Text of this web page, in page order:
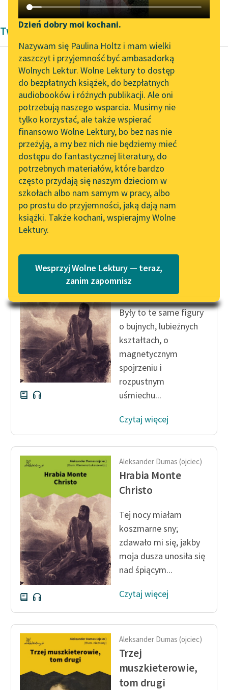
Katalog DAISY
Podkasty o książkach
Zgłoś brak utworu
Aktualności
„Prokurator Alicja Horn”
do słuchania
Byliśmy częścią AI Impact
Lab
Zapraszamy na spotkanie
online z tłumaczkami
literatury skandynawskiej
Spotkanie z Katarzyną
Tunkiel w Oslo
102. lata temu zmarł
Joseph Conrad
Lektury szkolne i klasyka
literatury do słuchania dla
uczennic i uczniów z
niepełnosprawnościami
E-kolekcja lektur
szkolnych i literatury do
słuchania dla uczennic i
uczniów z
niepełnosprawnościami
skandynawskiej literatury
Ręce pełne poezji
Kolekcje edukacyjne
twórców przechodzących
do domeny publicznej,
lektur szkolnych oraz
Starego Testamentu
Odkurzamy bohaterów
Szkoła Poezji Wolnych
Lektur
Narzędzia
Mapa Wolnych Lektur
Leśmianator
Przewodnik dla piszących i
czytających
API
OAI-PMH
Widget Wolnych Lektur
Przypisy
Katalog w formacie PDF
O nas
Kontakt
O projekcie
Zespół
Dzień dobry moi kochani.
Nazywam się Paulina Holtz i mam wielki
zaszczyt i przyjemność być ambasadorką
Wolnych Lektur. Wolne Lektury to dostęp
do bezpłatnych książek, do bezpłatnych
audiobooków i różnych publikacji. Ale oni
potrzebują naszego wsparcia. Musimy nie
tylko korzystać, ale także wspierać
finansowo Wolne Lektury, bo bez nas nie
przeżyją, a my bez nich nie będziemy mieć
dostępu do fantastycznej literatury, do
potrzebnych materiałów, które bardzo
często przydają się naszym dzieciom w
szkołach albo nam samym w pracy, albo
po prostu do przyjemności, jaką dają nam
książki. Także kochani, wspierajmy Wolne
Lektury.
Wesprzyj Wolne Lektury — teraz,
zanim zapomnisz
Twórczość Aleksandra Dumas
Aleksander Dumas (ojciec)
Hrabia Monte
Christo
W dolinie tej były
przepyszne ogrody,
sadzone przez Hasana
ben Sabaha, a w tych
ogrodach...
Czytaj więcej
Aleksander Dumas (ojciec)
Hrabia Monte
Christo
Były to te same figury
o bujnych, lubieżnych
kształtach, o
magnetycznym
spojrzeniu i
rozpustnym
uśmiechu...
Czytaj więcej
Aleksander Dumas (ojciec)
Hrabia Monte
Christo
Tej nocy miałam
koszmarne sny;
zdawało mi się, jakby
moja dusza unosiła się
nad śpiącym...
Czytaj więcej
Aleksander Dumas (ojciec)
Trzej
muszkieterowie,
tom drugi